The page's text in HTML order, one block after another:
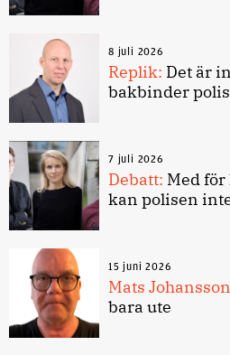
8 juli 2026
Replik: Det är
bakbinder
7 juli 2026
Debatt: Med
kan polisen
15 juni 2026
Mats
bara ute